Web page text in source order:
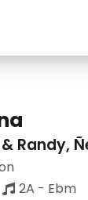
Randy,
2A - Ebm